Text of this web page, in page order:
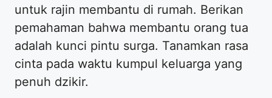
untuk rajin membantu di rumah. Berikan
pemahaman bahwa membantu orang tua
adalah kunci pintu surga. Tanamkan rasa
cinta pada waktu kumpul keluarga yang
penuh dzikir.